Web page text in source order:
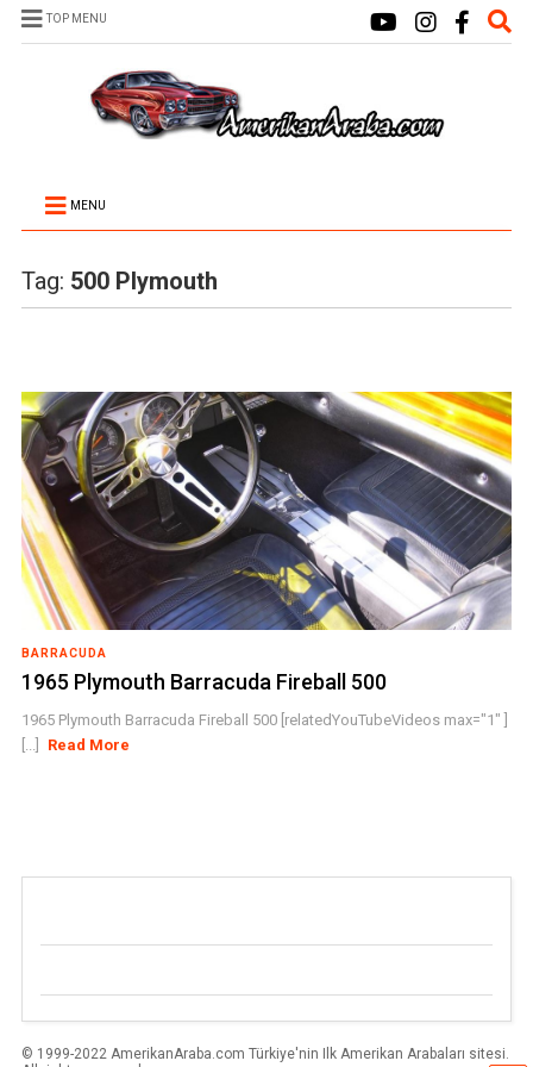
TOP MENU
MENU
Tag: 500 Plymouth
BARRACUDA
1965 Plymouth Barracuda Fireball 500
1965 Plymouth Barracuda Fireball 500 [relatedYouTubeVideos max="1" ]
[...]
Read More
© 1999-2022 AmerikanAraba.com Türkiye'nin Ilk Amerikan Arabaları sitesi.